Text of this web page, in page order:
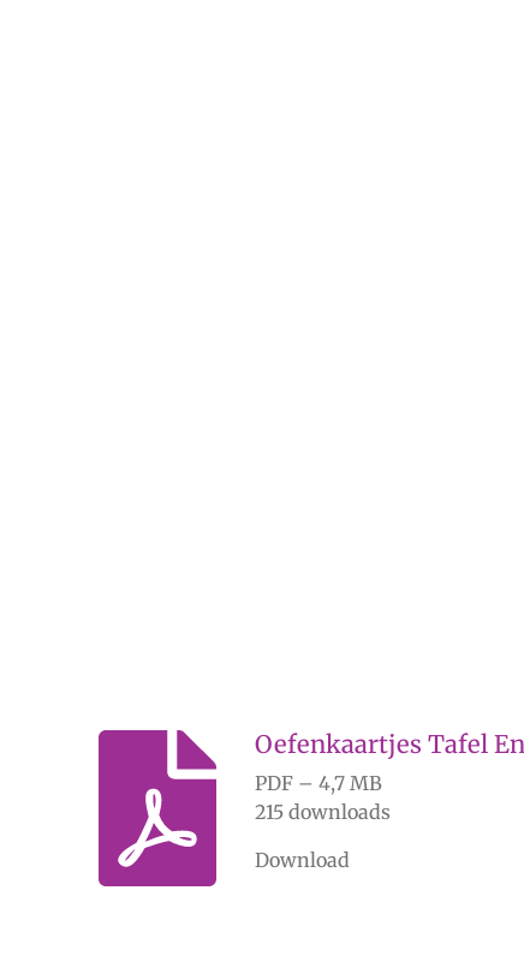
Oefenkaartjes Tafel
PDF – 4,7 MB
215 downloads
Download